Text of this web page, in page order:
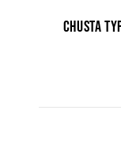
Chusta